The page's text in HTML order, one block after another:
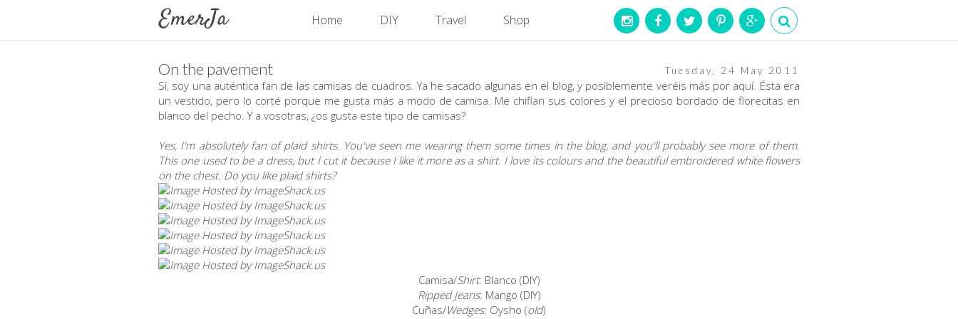
Home DIY Travel Shop
Tuesday, 24 May 2011
On the pavement
Sí, soy una auténtica fan de las camisas de cuadros. Ya he sacado algunas en el blog, y posiblemente veréis más por aquí. Ésta era
un vestido, pero lo corté porque me gusta más a modo de camisa. Me chiflan sus colores y el precioso bordado de florecitas en
blanco del pecho. Y a vosotras, ¿os gusta este tipo de camisas?
Yes, I'm absolutely fan of plaid shirts. You've seen me wearing them some times in the blog, and you'll probably see more of them.
This one used to be a dress, but I cut it because I like it more as a shirt. I love its colours and the beautiful embroidered white flowers
on the chest. Do you like plaid shirts?
Camisa/Shirt: Blanco (DIY)
Ripped Jeans: Mango (DIY)
Cuñas/Wedges: Oysho (old)